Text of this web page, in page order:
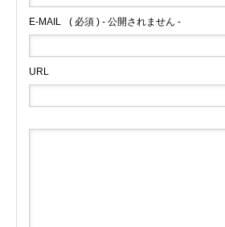
E-MAIL ( 必須 ) - 公開されません -
URL